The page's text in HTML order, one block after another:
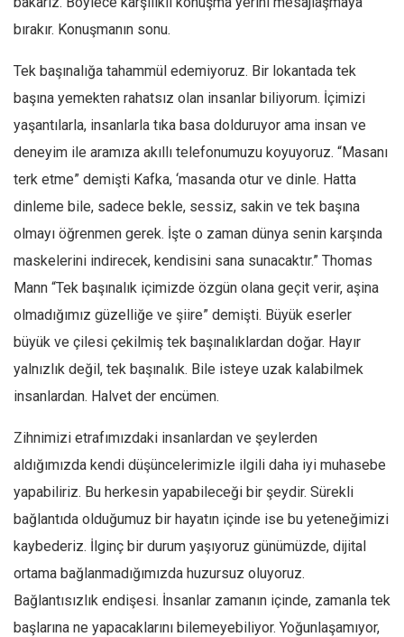
Mahmut Toptaş
Yvonne Ridley
Yusuf Armağan
Hasanali Yıldırım
Leyla Şerif Emin
Selçuk Türkyılmaz
Mehmet Ali Tekin
Abir E. Nahas
Amina S. Jenenkovic
Bağdagül Öz
Esra Elönü
» Yazar arşivi
Bu Sayı
Tüm Sayılar
Kategoriler
Kültür Sanat
Kitap
bırakır. Konuşmanın sonu.
Tek başınalığa tahammül edemiyoruz. Bir lokantada tek
başına yemekten rahatsız olan insanlar biliyorum. İçimizi
yaşantılarla, insanlarla tıka basa dolduruyor ama insan ve
deneyim ile aramıza akıllı telefonumuzu koyuyoruz. “Masanı
terk etme” demişti Kafka, ‘masanda otur ve dinle. Hatta
dinleme bile, sadece bekle, sessiz, sakin ve tek başına
olmayı öğrenmen gerek. İşte o zaman dünya senin karşında
maskelerini indirecek, kendisini sana sunacaktır.” Thomas
Mann “Tek başınalık içimizde özgün olana geçit verir, aşina
olmadığımız güzelliğe ve şiire” demişti. Büyük eserler
büyük ve çilesi çekilmiş tek başınalıklardan doğar. Hayır
yalnızlık değil, tek başınalık. Bile isteye uzak kalabilmek
insanlardan. Halvet der encümen.
Zihnimizi etrafımızdaki insanlardan ve şeylerden
aldığımızda kendi düşüncelerimizle ilgili daha iyi muhasebe
yapabiliriz. Bu herkesin yapabileceği bir şeydir. Sürekli
bağlantıda olduğumuz bir hayatın içinde ise bu yeteneğimizi
kaybederiz. İlginç bir durum yaşıyoruz günümüzde, dijital
ortama bağlanmadığımızda huzursuz oluyoruz.
Bağlantısızlık endişesi. İnsanlar zamanın içinde, zamanla tek
başlarına ne yapacaklarını bilemeyebiliyor. Yoğunlaşamıyor,